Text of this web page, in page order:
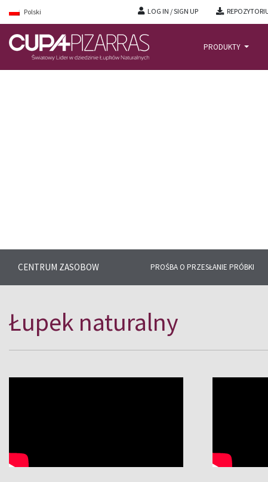
Polski LOG IN / SIGN UP
PRODUKTY
Aby ułatwić Ci zapoznanie się z
łupków naturalnych i ich
przygotowaliśmy kilka
CENTRUM ZASOBOW PROŚBA O PRZESŁANIE PRÓBKI
Łupek naturalny